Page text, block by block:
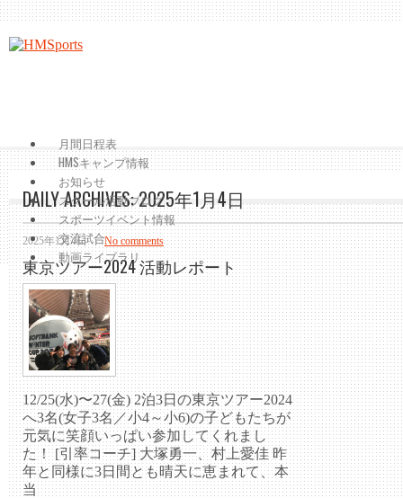
月間日程表
HMSキャンプ情報
お知らせ
スクール活動ブログ
スポーツイベント情報
交流試合
動画ライブラリ
DAILY ARCHIVES:2025年1月4日
2025年1月4日 No comments
東京ツアー2024 活動レポート
12/25(水)〜27(金) 2泊3日の東京ツアー2024
へ3名(女子3名／小4～小6)の子どもたちが
元気に笑顔いっぱい参加してくれまし
た！ [引率コーチ] 大塚勇一、村上愛佳 昨
年と同様に3日間とも晴天に恵まれて、本
当